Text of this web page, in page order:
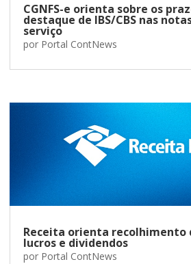
CGNFS-e orienta sobre os
destaque de IBS/CBS nas
serviço
por Portal ContNews
Receita orienta recolhimento
lucros e dividendos
por Portal ContNews